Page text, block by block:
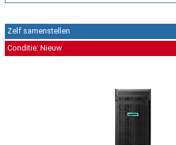
Zelf samenstellen
Conditie: Nieuw